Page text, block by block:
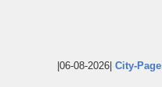
|06-08-2026| City-